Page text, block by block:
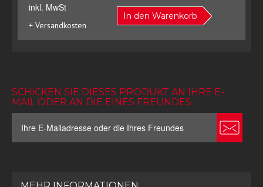
inkl. MwSt
+ Versandkosten
In den Warenkorb
SCHICKEN SIE DIESES PRODUKT AN IHRE E-
MAIL ODER AN DIE EINES FREUNDES: